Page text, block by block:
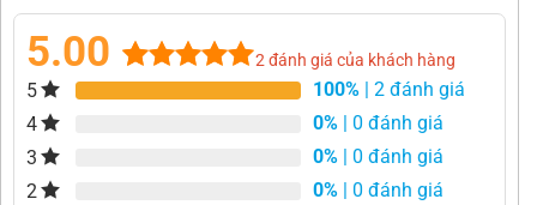
5.00 2đánh giá của khách hàng
5 100% | 2 đánh giá
4
0% | 0 đánh giá
3
0% | 0 đánh giá
2
0% | 0 đánh giá